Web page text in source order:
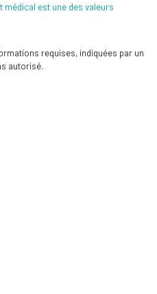
médical est une des valeurs
requises, indiquées par un
autorisé.